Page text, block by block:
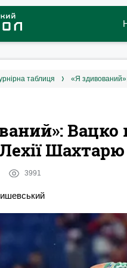
таблиця «Я
3991